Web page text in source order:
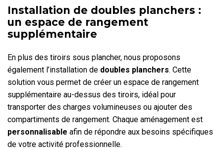
Installation de doubles planchers :
un espace de rangement
supplémentaire
En plus des tiroirs sous plancher, nous proposons
également l’installation de doubles planchers. Cette
solution vous permet de créer un espace de rangement
supplémentaire au-dessus des tiroirs, idéal pour
transporter des charges volumineuses ou ajouter des
compartiments de rangement. Chaque aménagement est
personnalisable afin de répondre aux besoins spécifiques
de votre activité professionnelle.